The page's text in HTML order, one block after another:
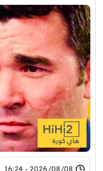
2026/08/08 - 16:24